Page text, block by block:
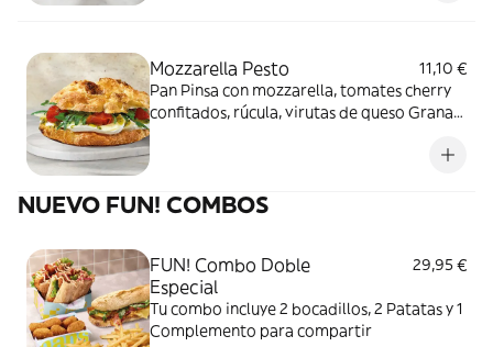
Mozzarella Pesto
11,10 €
Pan Pinsa con mozzarella, tomates cherry
confitados, rúcula, virutas de queso Grana
NUEVO FUN! COMBOS
FUN! Combo Doble
Especial
29,95 €
Tu combo incluye 2 bocadillos, 2 Patatas y 1
Complemento para compartir